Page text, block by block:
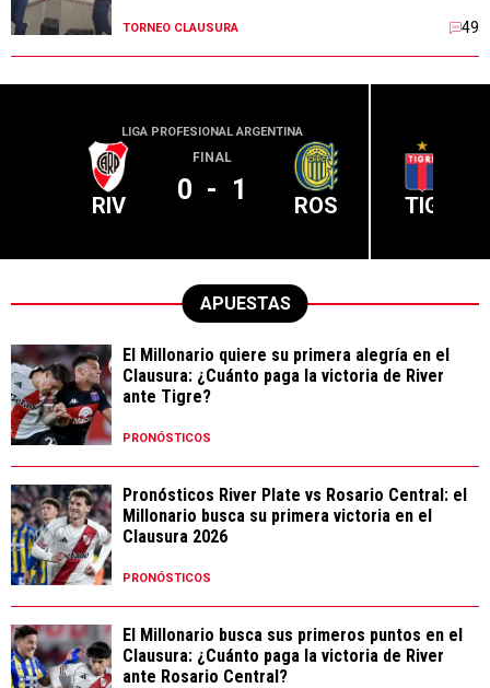
TORNEO CLAUSURA 49
LIGA PROFESIONAL ARGENTINA
RIV
FINAL
0 - 1 ROS TIG
APUESTAS
El Millonario quiere su primera alegría en el
Clausura: ¿Cuánto paga la victoria de River
ante Tigre?
PRONÓSTICOS
Pronósticos River Plate vs Rosario Central: el
Millonario busca su primera victoria en el
Clausura 2026
PRONÓSTICOS
El Millonario busca sus primeros puntos en el
Clausura: ¿Cuánto paga la victoria de River
ante Rosario Central?